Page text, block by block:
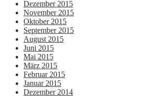
Dezember 2015
November 2015
Oktober 2015
September 2015
August 2015
Juni 2015
Mai 2015
März 2015
Februar 2015
Januar 2015
Dezember 2014